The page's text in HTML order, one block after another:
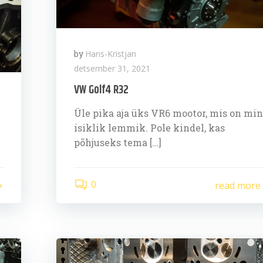
by Hans-Kristjan
detsember 31, 2021
VW Golf4 R32
Üle pika aja üks VR6 mootor, mis on
isiklik lemmik. Pole kindel, kas
põhjuseks tema […]
0 read more